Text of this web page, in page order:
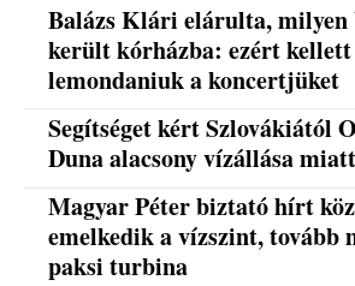
Balázs Klári elárulta, milyen
került kórházba: ezért kellett
lemondaniuk a koncertjüket
Segítséget kért Szlovákiától
Duna alacsony vízállása miatt
Magyar Péter biztató hírt
emelkedik a vízszint, tovább
paksi turbina